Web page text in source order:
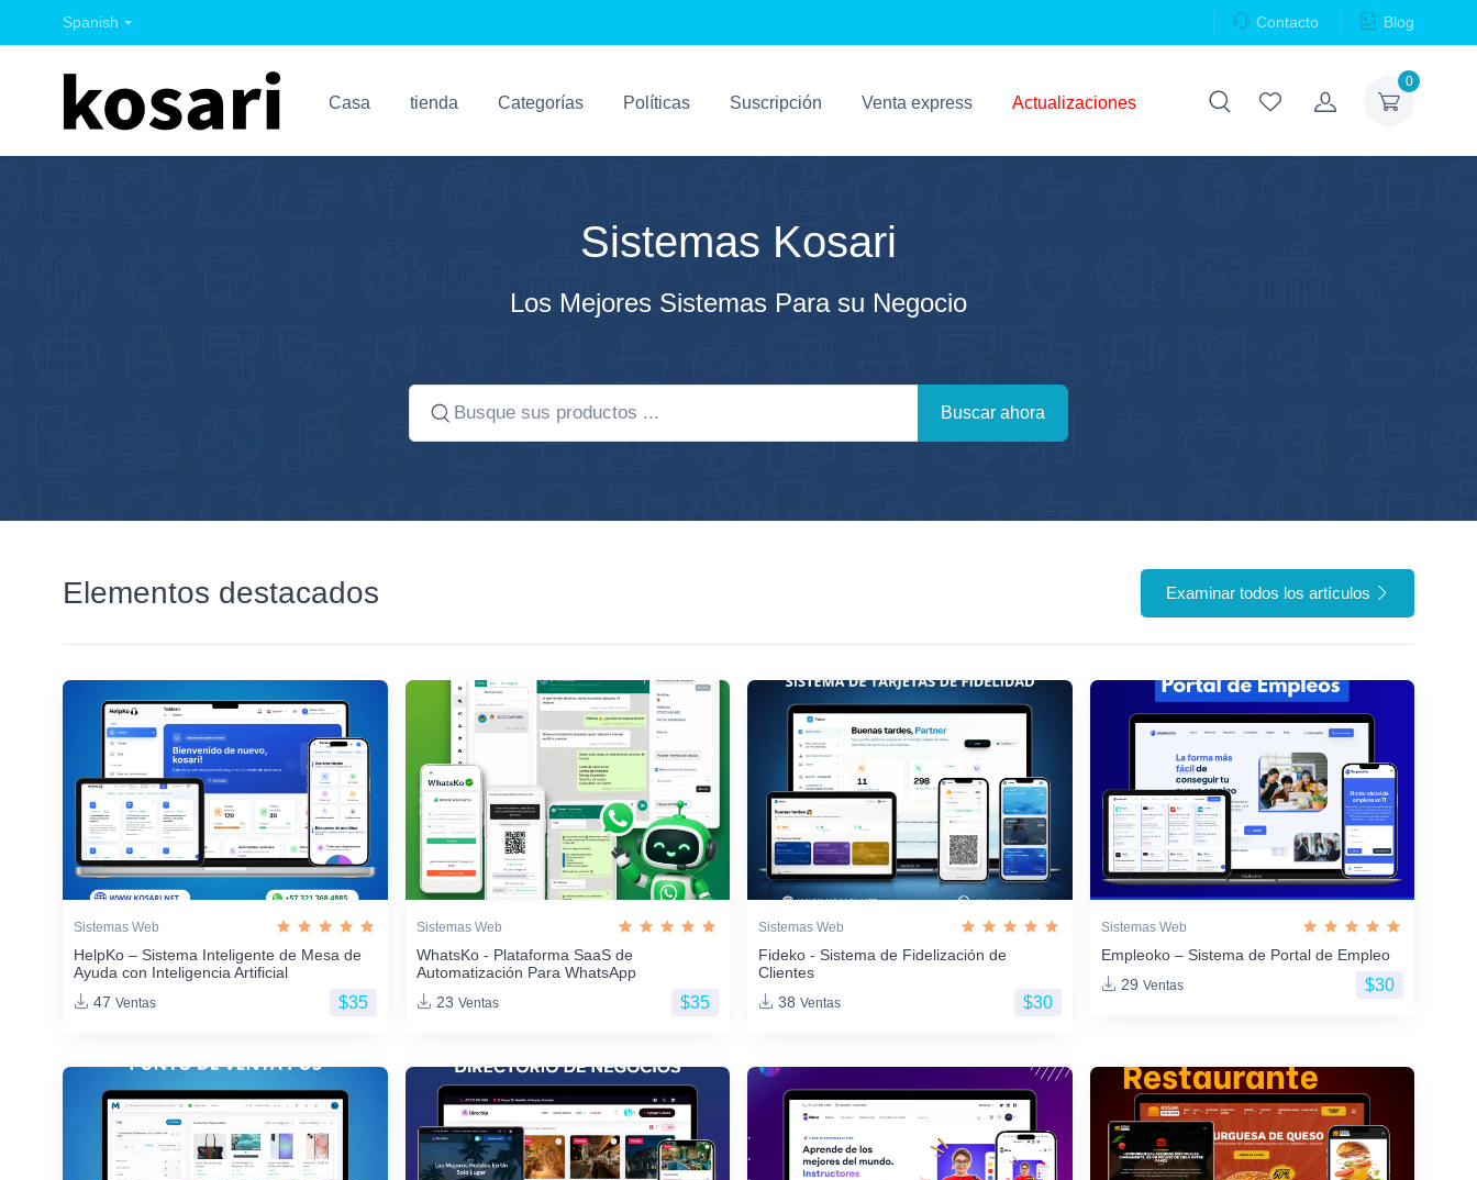
Spanish Contacto Blog
0
Casa tienda Categorías Políticas Suscripción Venta express Actualizaciones
Sistemas Kosari
Los Mejores Sistemas Para su Negocio
Buscar ahora
Elementos destacados Examinar todos los artículos
Sistemas Web
HelpKo – Sistema Inteligente de Mesa de
Ayuda con Inteligencia Artificial
47 Ventas $35
Sistemas Web
WhatsKo - Plataforma SaaS de
Automatización Para WhatsApp
23 Ventas $35
Sistemas Web
Fideko - Sistema de Fidelización de
Clientes
38 Ventas $30
Sistemas Web
Empleoko – Sistema de Portal de Empleo
29 Ventas $30